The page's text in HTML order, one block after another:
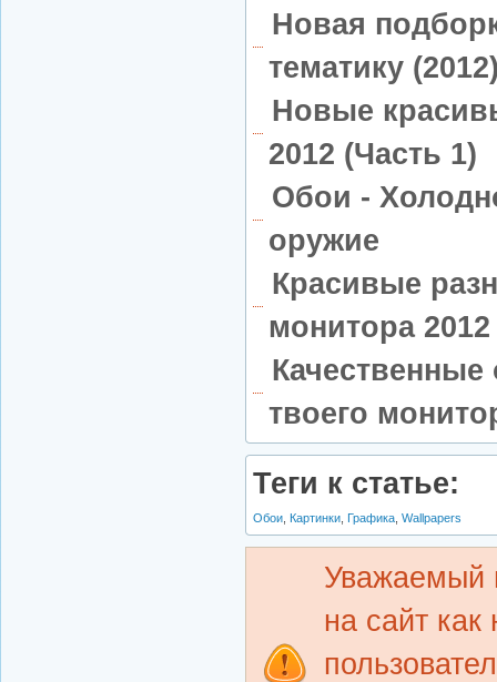
Новая
тематику
Новые
2012 (Часть 1)
Обои -
оружие
Красивые
монитора
твоего
Теги к статье:
Обои Картинки Графика Wallpapers
Уважаемый
на сайт как